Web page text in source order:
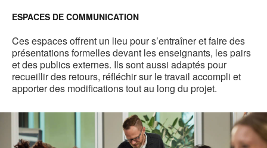
ESPACES DE COMMUNICATION
Ces espaces offrent un lieu pour s’entraîner et faire des
présentations formelles devant les enseignants, les pairs
et des publics externes. Ils sont aussi adaptés pour
recueillir des retours, réfléchir sur le travail accompli et
apporter des modifications tout au long du projet.